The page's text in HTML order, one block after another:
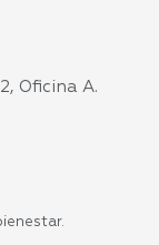
Oficina A.